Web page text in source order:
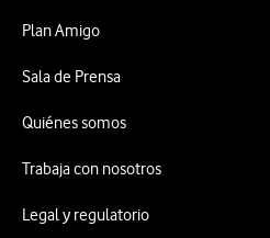
Plan Amigo
Sala de Prensa
Quiénes somos
Trabaja con nosotros
Legal y regulatorio